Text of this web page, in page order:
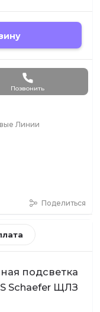
Поделиться
Позвонить
Линии
подсветка
Schaefer ЩЛЗ